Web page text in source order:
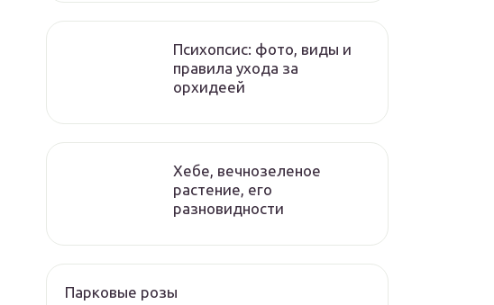
Психопсис: фото, виды и
правила ухода за
орхидеей
Хебе, вечнозеленое
растение, его
разновидности
Парковые розы